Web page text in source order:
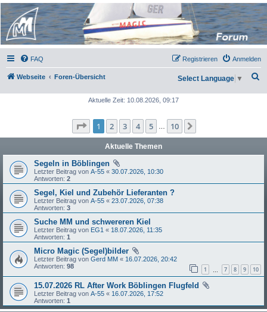
Micro Magic Forum
Deutschland
FAQ Anmelden
Registrieren
Webseite Foren-Übersicht Select Language ▼
Aktuelle Zeit: 10.08.2026, 09:17
Seite 1von 10
1 2 3 4 5 10
Aktuelle Themen
Segeln in Böblingen
Letzter Beitrag von A-55 « 30.07.2026, 10:30
Antworten: 2
Segel, Kiel und Zubehör Lieferanten ?
Letzter Beitrag von A-55 « 23.07.2026, 07:38
Antworten: 3
Suche MM und schwereren Kiel
Letzter Beitrag von EG1 « 18.07.2026, 11:35
Antworten: 1
Micro Magic (Segel)bilder
Letzter Beitrag von Gerd MM « 16.07.2026, 20:42
Antworten: 98 1 7 8 9 10
15.07.2026 RL After Work Böblingen Flugfeld
Letzter Beitrag von A-55 « 16.07.2026, 17:52
Antworten: 1